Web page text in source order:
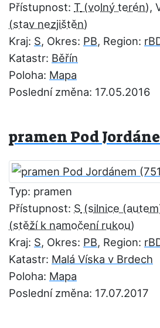
Přístupnost: T ,
Kraj: S, Okres: PB, Region:
Katastr: Běřín
Poloha: Mapa
Poslední změna: 17.05.2016
pramen Pod
Typ: pramen
Přístupnost: S
Kraj: S, Okres: PB, Region:
Katastr: Malá Víska v Brdech
Poloha: Mapa
Poslední změna: 17.07.2017